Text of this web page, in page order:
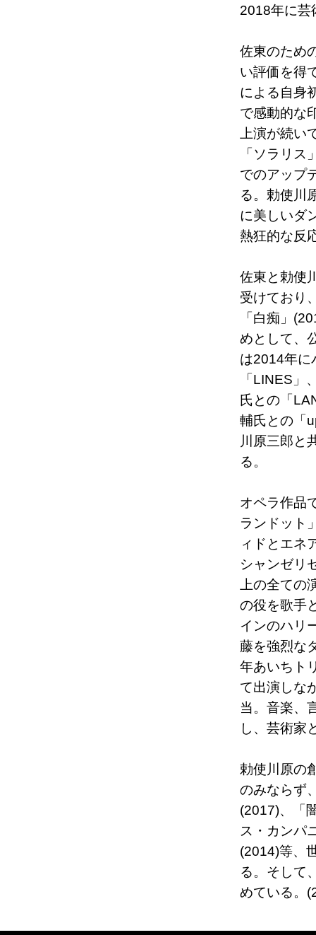
2018年に芸
佐東のため
い評価を得
による自身
で感動的な
上演が続
「ソラリ
でのアップ
る。勅使川
に美しいダ
熱狂的な反
佐東と勅使
受けており
「白痴」
めとして、
は2014年に
「LINES」
氏との「
輔氏との「
川原三郎と
る。
オペラ作品
ランドット
ィドとエネ
シャンゼリ
上の全て
の役を歌手
インのハリ
藤を強烈な
年あいちト
て出演しな
当。音楽、
し、芸術家
勅使川原の
のみならず
(2017)、「
ス・カンパ
(2014)等、
る。そして
めている。